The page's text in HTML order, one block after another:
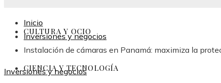
CULTURA Y OCIO
CIENCIA Y TECNOLOGÍA
Inicio
Inversiones y negocios
Instalación de cámaras en Panamá: maximiza la
Inversiones y negocios